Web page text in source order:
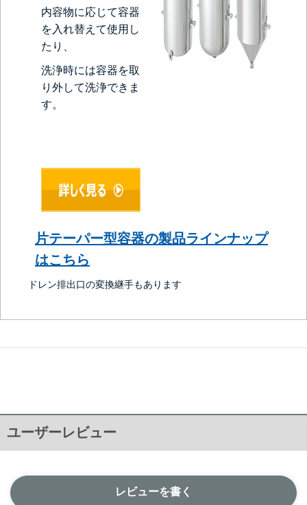
内容物に応じて容器
を入れ替えて使用し
たり、
洗浄時には容器を取
り外して洗浄できま
す。
片テーパー型容器の製品ラインナップ
はこちら
ドレン排出口の変換継手もあります
ユーザーレビュー
レビューを書く